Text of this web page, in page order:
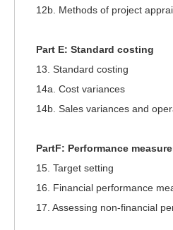
12b. Methods of project
Part E: Standard costing
13. Standard costing
14a. Cost variances
14b. Sales variances and
PartF: Performance
15. Target setting
16. Financial performance
17. Assessing non-financial